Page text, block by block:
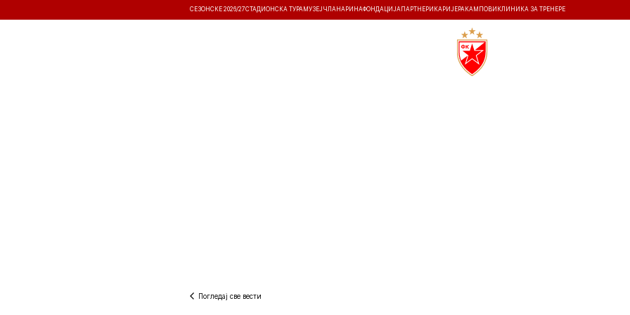
СЕЗОНСКЕ 2026/27СТАДИОНСКА ТУРА МУЗЕЈ ЧЛАНАРИНАФОНДАЦИЈА ПАРТНЕРИ КАРИЈЕРА КАМПОВИ КЛИНИКА ЗА ТРЕНЕРЕ
Погледај све вести